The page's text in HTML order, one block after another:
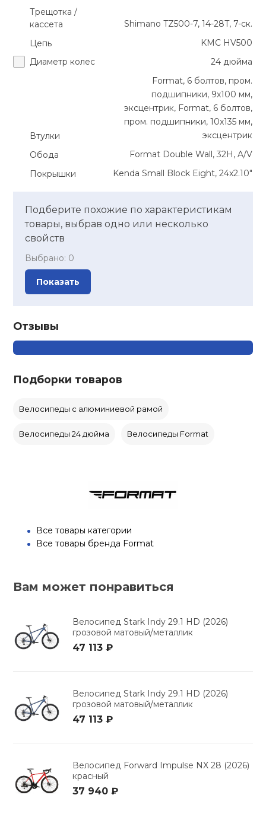
Трещотка /
кассета
Shimano TZ500-7, 14-28T, 7-ск.
Цепь
KMC HV500
Диаметр колес
24 дюйма
Втулки
Format, 6 болтов, пром.
подшипники, 9x100 мм,
эксцентрик, Format, 6 болтов,
пром. подшипники, 10x135 мм,
эксцентрик
Обода
Format Double Wall, 32Н, A/V
Покрышки
Kenda Small Block Eight, 24x2.10"
Подберите похожие по характеристикам
товары, выбрав одно или несколько
свойств
Выбрано: 0
Показать
Отзывы
Подборки товаров
Велосипеды с алюминиевой рамой
Велосипеды 24 дюйма Велосипеды Format
Все товары категории
Все товары бренда Format
Вам может понравиться
Велосипед Stark Indy 29.1 HD (2026)
грозовой матовый/металлик
47 113 ₽
Велосипед Stark Indy 29.1 HD (2026)
грозовой матовый/металлик
47 113 ₽
Велосипед Forward Impulse NX 28 (2026)
красный
37 940 ₽